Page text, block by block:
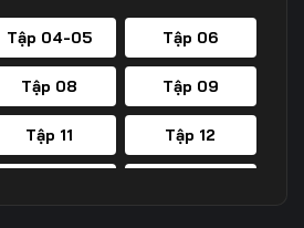
Tập 04-05 Tập 06
Tập 08 Tập 09
Tập 11 Tập 12